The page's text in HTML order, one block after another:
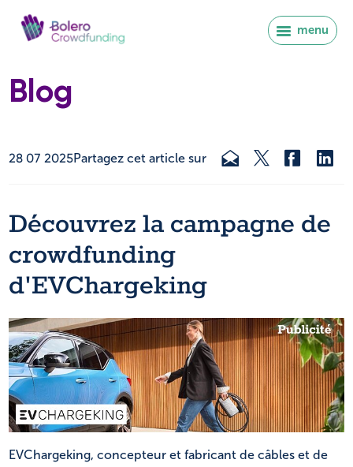
menu
Se connecter
NL FR
Blog
28 07 2025Partagez cet article sur
Découvrez la campagne de
crowdfunding
d'EVChargeking
EVChargeking, concepteur et fabricant de câbles et de